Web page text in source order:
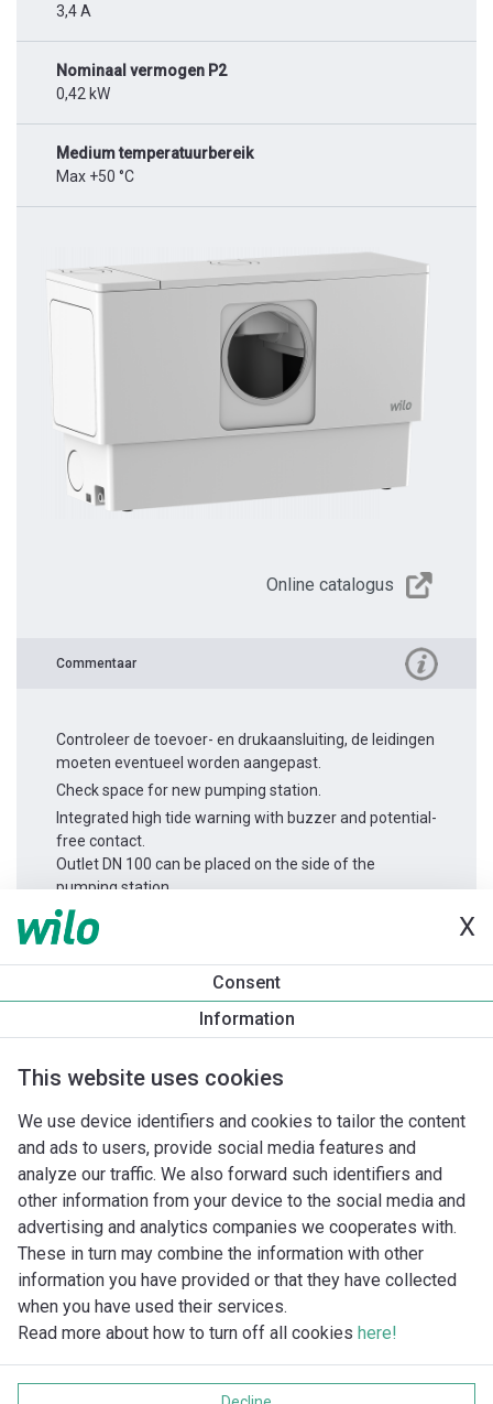
X
Consent
Information
This website uses cookies
We use device identifiers and cookies to tailor the content
and ads to users, provide social media features and
analyze our traffic. We also forward such identifiers and
other information from your device to the social media and
advertising and analytics companies we cooperates with.
These in turn may combine the information with other
information you have provided or that they have collected
when you have used their services.
Read more about how to turn off all cookies here!
3,4 A
Nominaal vermogen P2
0,42 kW
Medium temperatuurbereik
Max +50 °C
Online catalogus
Commentaar
Controleer de toevoer- en drukaansluiting, de leidingen
moeten eventueel worden aangepast.
Check space for new pumping station.
Integrated high tide warning with buzzer and potential-
free contact.
Outlet DN 100 can be placed on the side of the
pumping station.
Productinformatie
Gegevensbescherming